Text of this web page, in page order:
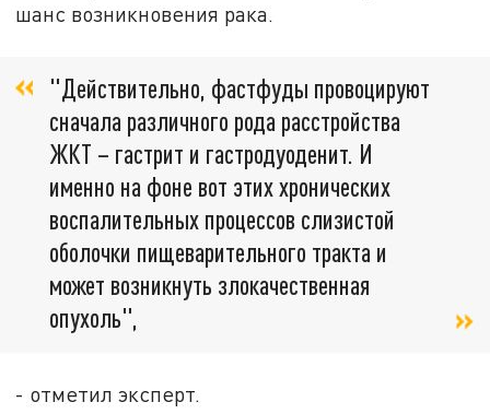
шанс возникновения рака.
"Действительно, фастфуды провоцируют
сначала различного рода расстройства
ЖКТ – гастрит и гастродуоденит. И
именно на фоне вот этих хронических
воспалительных процессов слизистой
оболочки пищеварительного тракта и
может возникнуть злокачественная
опухоль",
- отметил эксперт.